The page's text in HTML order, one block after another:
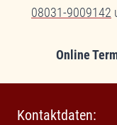
08031-9009142
Online
Kontaktdaten: